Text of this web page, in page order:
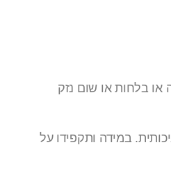
או בלחות או שום נזק
במידה ותקפידו על